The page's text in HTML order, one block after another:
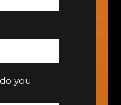
you